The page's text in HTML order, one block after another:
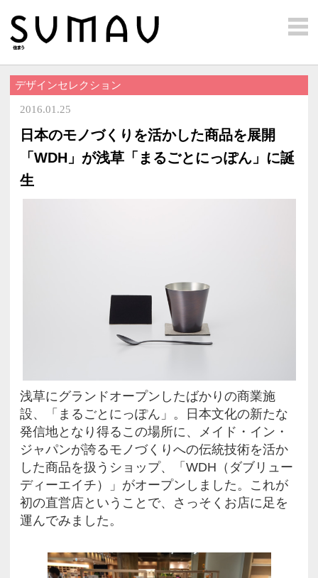
2016.01.25
日本のモノづくりを活かした
浅草にグランドオープンしたばか